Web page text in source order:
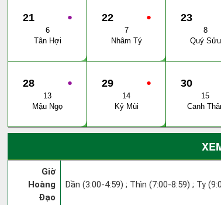
●
21
6
Tân Hợi
●
22
7
Nhâm Tý
23
8
Quý Sửu
●
28
13
Mậu Ngọ
●
29
14
Kỷ Mùi
30
15
Canh
Giờ
Hoàng
Đạo
Dần (3:00-4:59) ; Thìn (7:00-8:59) ; Tỵ